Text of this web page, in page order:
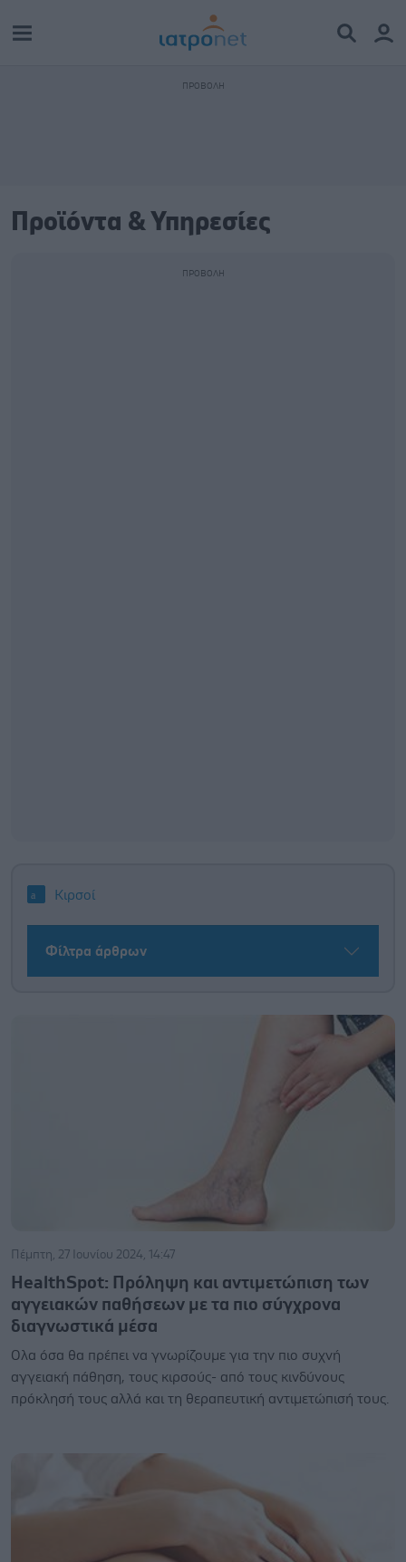
Προϊόντα & Υπηρεσίες
Κιρσοί
Φίλτρα άρθρων
Πέμπτη, 27 Ιουνίου 2024, 14:47
ΗealthSpot: Πρόληψη και αντιμετώπιση των
αγγειακών παθήσεων με τα πιο σύγχρονα
διαγνωστικά μέσα
Ολα όσα θα πρέπει να γνωρίζουμε για την πιο συχνή
αγγειακή πάθηση, τους κιρσούς- από τους κινδύνους
πρόκλησή τους αλλά και τη θεραπευτική αντιμετώπισή τους.